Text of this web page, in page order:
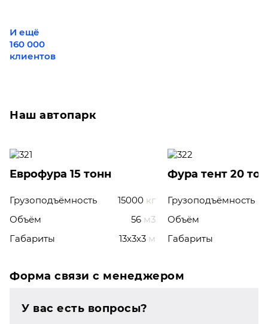
И ещё
160 000
клиентов
Наш автопарк
Еврофура 15 тонн
Грузоподъёмность 15000 кг
Объём
56 м3
Габариты
13x3x3 м
Фура тент 20
Грузоподъёмность
Объём
Габариты
Форма связи с менеджером
У вас есть вопросы?